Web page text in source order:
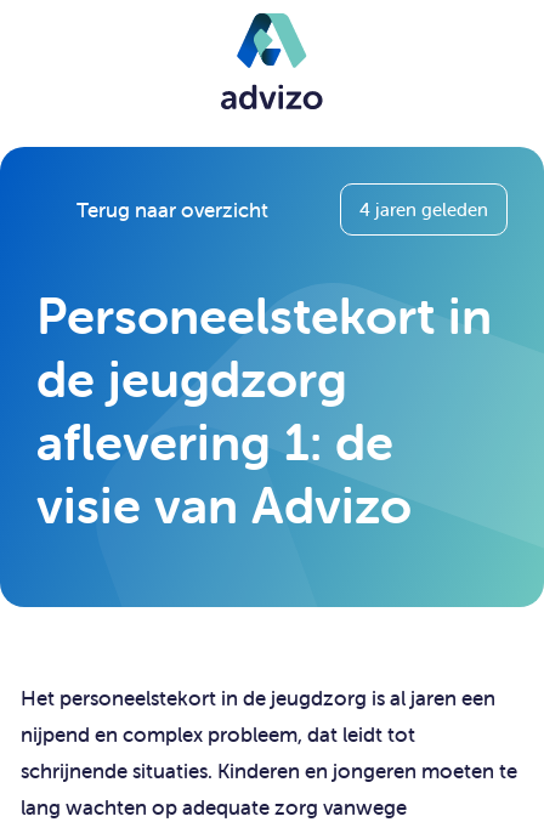
Terug naar overzicht 4 jaren geleden
Personeelstekort in
de jeugdzorg
aflevering 1: de
visie van Advizo
Het personeelstekort in de jeugdzorg is al jaren een
nijpend en complex probleem, dat leidt tot
schrijnende situaties. Kinderen en jongeren moeten te
lang wachten op adequate zorg vanwege